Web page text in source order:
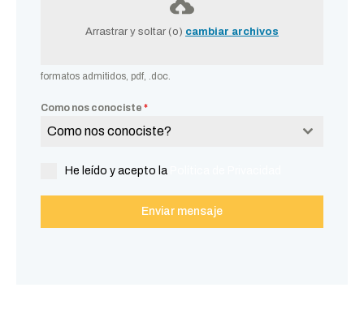
Arrastrar y soltar (o) cambiar archivos
formatos admitidos, pdf, .doc.
Como nos conociste *
Como nos conociste?
He leído y acepto la
Enviar mensaje